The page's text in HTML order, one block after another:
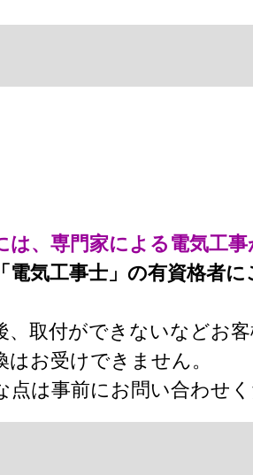
は、専門家による電気工
電気工事士」の有資格者
、取付ができないなどお
はお受けできません。
点は事前にお問い合わせ